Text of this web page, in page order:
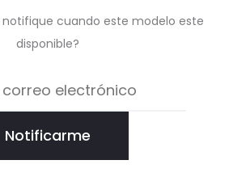
notifique cuando este modelo este
disponible?
Notificarme